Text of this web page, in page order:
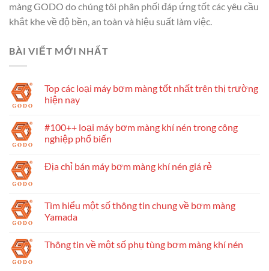
màng GODO do chúng tôi phân phối đáp ứng tốt các yêu cầu
khắt khe về độ bền, an toàn và hiệu suất làm việc.
BÀI VIẾT MỚI NHẤT
Top các loại máy bơm màng tốt nhất trên thị trường
hiện nay
#100++ loại máy bơm màng khí nén trong công
nghiệp phổ biến
Địa chỉ bán máy bơm màng khí nén giá rẻ
Tìm hiểu một số thông tin chung về bơm màng
Yamada
Thông tin về một số phụ tùng bơm màng khí nén